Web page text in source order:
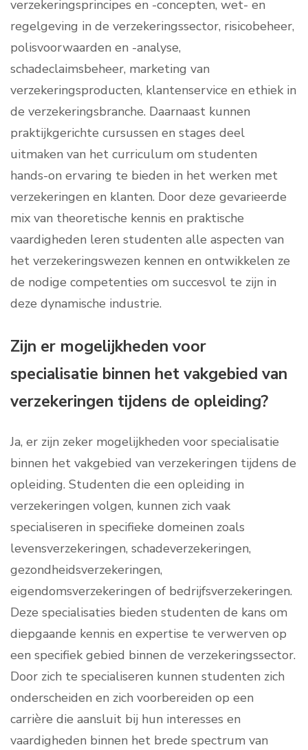
verzekeringsprincipes en -concepten, wet- en
regelgeving in de verzekeringssector, risicobeheer,
polisvoorwaarden en -analyse,
schadeclaimsbeheer, marketing van
verzekeringsproducten, klantenservice en ethiek in
de verzekeringsbranche. Daarnaast kunnen
praktijkgerichte cursussen en stages deel
uitmaken van het curriculum om studenten
hands-on ervaring te bieden in het werken met
verzekeringen en klanten. Door deze gevarieerde
mix van theoretische kennis en praktische
vaardigheden leren studenten alle aspecten van
het verzekeringswezen kennen en ontwikkelen ze
de nodige competenties om succesvol te zijn in
deze dynamische industrie.
Zijn er mogelijkheden voor
specialisatie binnen het vakgebied van
verzekeringen tijdens de opleiding?
Ja, er zijn zeker mogelijkheden voor specialisatie
binnen het vakgebied van verzekeringen tijdens de
opleiding. Studenten die een opleiding in
verzekeringen volgen, kunnen zich vaak
specialiseren in specifieke domeinen zoals
levensverzekeringen, schadeverzekeringen,
gezondheidsverzekeringen,
eigendomsverzekeringen of bedrijfsverzekeringen.
Deze specialisaties bieden studenten de kans om
diepgaande kennis en expertise te verwerven op
een specifiek gebied binnen de verzekeringssector.
Door zich te specialiseren kunnen studenten zich
onderscheiden en zich voorbereiden op een
carrière die aansluit bij hun interesses en
vaardigheden binnen het brede spectrum van